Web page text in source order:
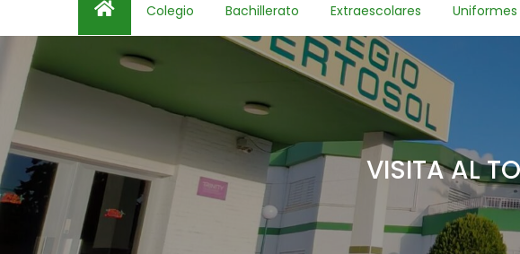
Colegio Bachillerato Extraescolares Uniformes
VISITA AL